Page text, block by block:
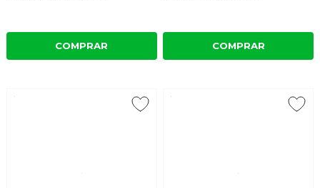
COMPRAR COMPRAR